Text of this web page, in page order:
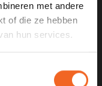
met andere
of die ze hebben
hun services.